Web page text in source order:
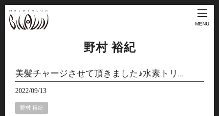
MENU
野村 裕紀
美髪チャージさせて頂きました♪水素トリ…
2022/09/13
野村 裕紀